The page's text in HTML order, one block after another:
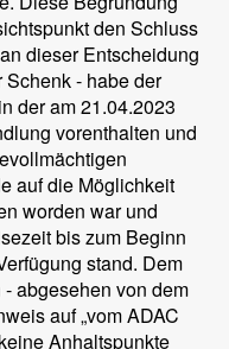
den Schluss
dieser Entscheidung
- habe der
der am 21.04.2023
vorenthalten und
auf die Möglichkeit
worden war und
bis zum Beginn
stand. Dem
abgesehen von dem
auf „vom ADAC
Anhaltspunkte